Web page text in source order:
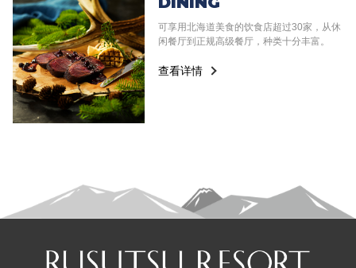
可享用北海道美食的饮食店超过30家，从休
闲餐厅到正规高级餐厅，种类十分丰富。
查看详情